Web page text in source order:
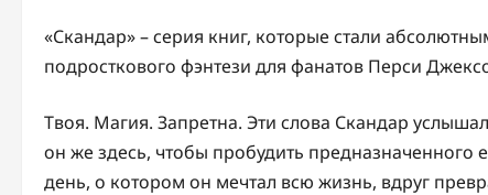
«Скандар» – серия книг, которые стали
подросткового фэнтези для фанатов Перси
Твоя. Магия. Запретна. Эти слова Скандар
он же здесь, чтобы пробудить
день, о котором он мечтал всю жизнь, вдруг